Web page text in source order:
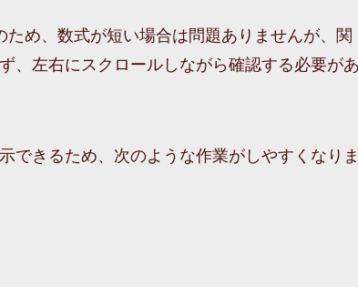
め、数式が短い場合は問題ありませんが、関
、左右にスクロールしながら確認する必要が
できるため、次のような作業がしやすくなり